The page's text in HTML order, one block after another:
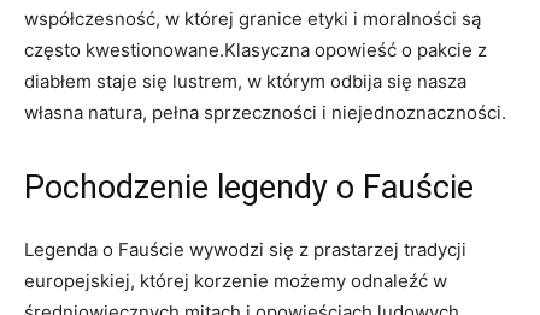
współczesność, w której granice etyki i moralności są
często kwestionowane.Klasyczna opowieść o pakcie z
diabłem staje się lustrem, w którym odbija się nasza
własna natura, pełna sprzeczności i niejednoznaczności.
Pochodzenie legendy o Fauście
Legenda o Fauście wywodzi się z prastarzej tradycji
europejskiej, której korzenie możemy odnaleźć w